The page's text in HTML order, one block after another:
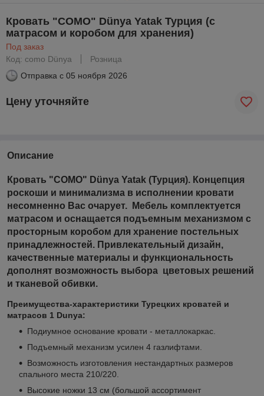
Кровать "COMO" Dünya Yatak Турция (с
матрасом и коробом для хранения)
Под заказ
Код: como Dünya
Розница
Отправка с 05 ноября 2026
Цену уточняйте
Описание
Кровать "COMO" Dünya Yatak (Турция). Концепция
роскоши и минимализма в исполнении кровати
несомненно Вас очарует. Мебель комплектуется
матрасом и оснащается подъемным механизмом с
просторным коробом для хранение постельных
принадлежностей. Привлекательный дизайн,
качественные материалы и функциональность
дополнят возможность выбора цветовых решений
и тканевой обивки.
Преимущества-характеристики Турецких кроватей и
матрасов 1 Dunya:
Подиумное основание кровати - металлокаркас.
Подъемный механизм усилен 4 газлифтами.
Возможность изготовления нестандартных размеров
спального места 210/220.
Высокие ножки 13 см (большой ассортимент